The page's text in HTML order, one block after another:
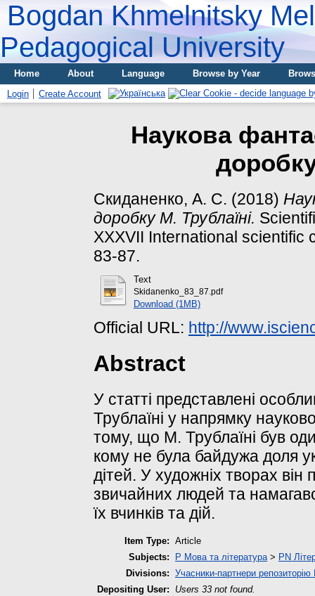
Bogdan Khmelnitsky
Pedagogical University
Home About Language Browse by Year
Login
Create Account
Наукова
Скиданенко, А. С. (2018)
доробку М. Трублаїні.
XХХVII International scientific
83-87.
Text
Skidanenko_83_87.pdf
Download (1MB)
Official URL: http://
Abstract
У статті представлені
Трублаїні у напрямку
тому, що М. Трублаїні був
кому не була байдужа доля
дітей. У художніх творах він
звичайних людей та
їх вчинків та дій.
Item Type: Article
Subjects:
P Мова та література> PN
Divisions: Учасники-партнери
Depositing User:
Users 33 not found.